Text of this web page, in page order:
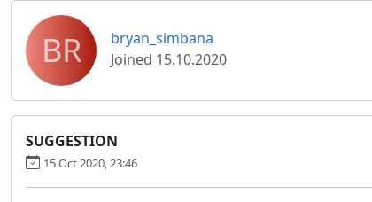
BR
bryan_simbana
Joined 15.10.2020
SUGGESTION
15 Oct 2020, 23:46